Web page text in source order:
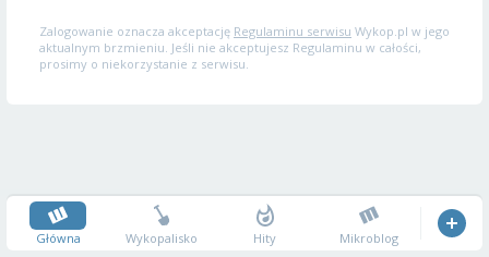
Zalogowanie oznacza akceptację Regulaminu serwisu Wykop.pl w jego
aktualnym brzmieniu. Jeśli nie akceptujesz Regulaminu w całości,
prosimy o niekorzystanie z serwisu.
Główna Wykopalisko Hity Mikroblog